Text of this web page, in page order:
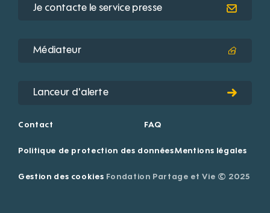
Je contacte le service presse
Médiateur
Lanceur d'alerte
Contact FAQ
Politique de protection des donnéesMentions légales
Gestion des cookies Fondation Partage et Vie © 2025